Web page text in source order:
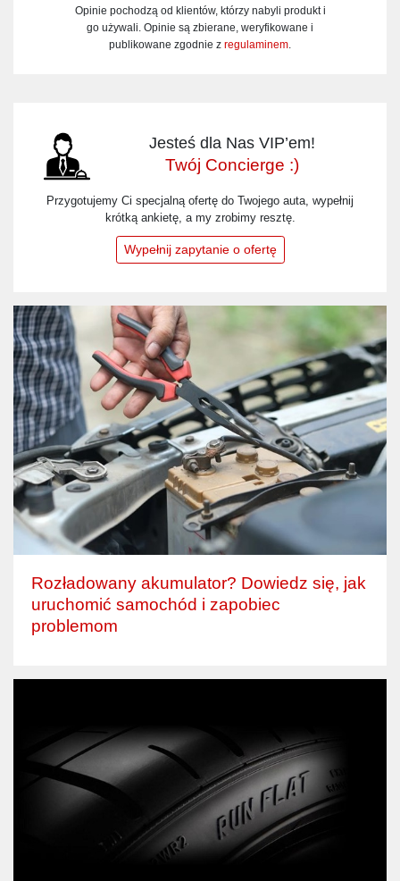
Opinie pochodzą od klientów, którzy nabyli produkt i
go używali. Opinie są zbierane, weryfikowane i
publikowane zgodnie z regulaminem.
Jesteś dla Nas VIP’em!
Twój Concierge :)
Przygotujemy Ci specjalną ofertę do Twojego auta, wypełnij
krótką ankietę, a my zrobimy resztę.
Wypełnij zapytanie o ofertę
Rozładowany akumulator? Dowiedz się, jak
uruchomić samochód i zapobiec
problemom